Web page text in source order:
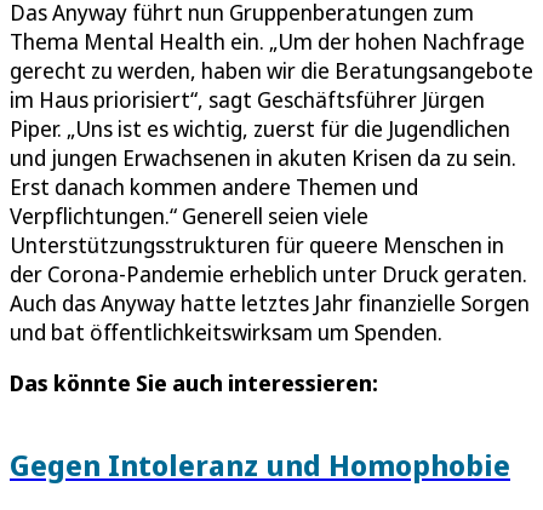
Das Anyway führt nun Gruppenberatungen zum
Thema Mental Health ein. „Um der hohen Nachfrage
gerecht zu werden, haben wir die Beratungsangebote
im Haus priorisiert“, sagt Geschäftsführer Jürgen
Piper. „Uns ist es wichtig, zuerst für die Jugendlichen
und jungen Erwachsenen in akuten Krisen da zu sein.
Erst danach kommen andere Themen und
Verpflichtungen.“ Generell seien viele
Unterstützungsstrukturen für queere Menschen in
der Corona-Pandemie erheblich unter Druck geraten.
Auch das Anyway hatte letztes Jahr finanzielle Sorgen
und bat öffentlichkeitswirksam um Spenden.
Das könnte Sie auch interessieren:
Gegen Intoleranz und Homophobie